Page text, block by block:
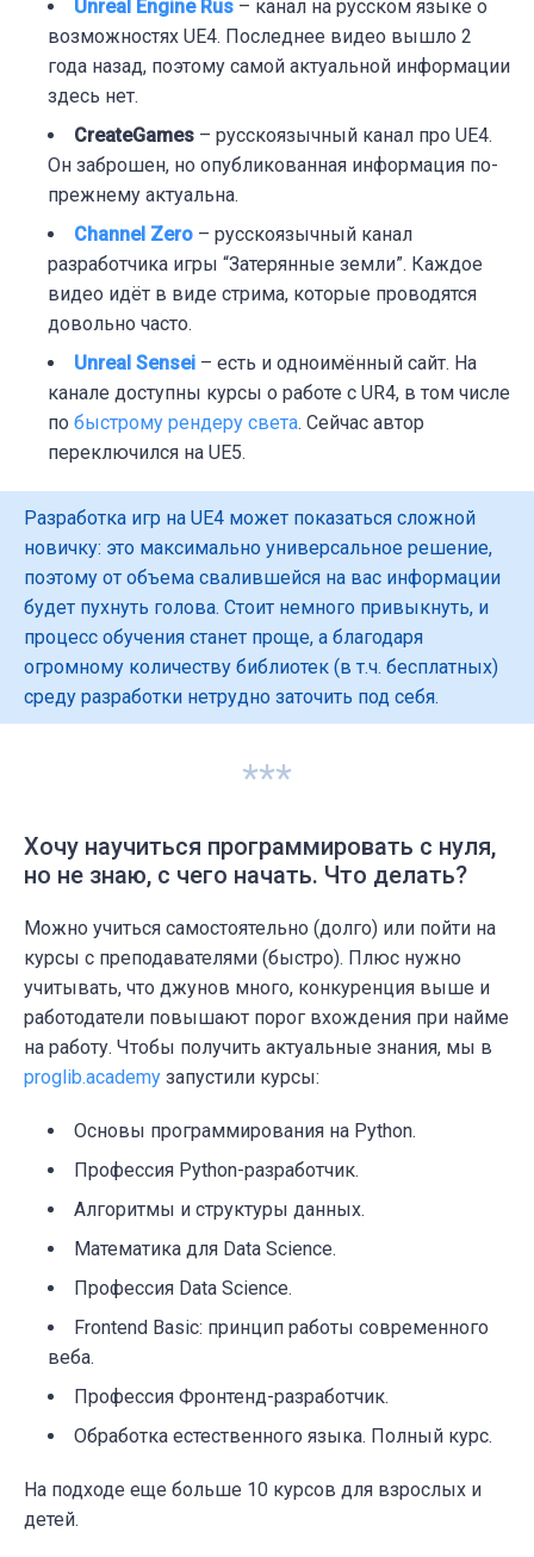
Unreal Engine Rus – канал на русском языке о
возможностях UE4. Последнее видео вышло 2
года назад, поэтому самой актуальной информации
здесь нет.
CreateGames – русскоязычный канал про UE4.
Он заброшен, но опубликованная информация по-
прежнему актуальна.
Channel Zero – русскоязычный канал
разработчика игры “Затерянные земли”. Каждое
видео идёт в виде стрима, которые проводятся
довольно часто.
Unreal Sensei – есть и одноимённый сайт. На
канале доступны курсы о работе с UR4, в том числе
по быстрому рендеру света. Сейчас автор
переключился на UE5.
Разработка игр на UE4 может показаться сложной
новичку: это максимально универсальное решение,
поэтому от объема свалившейся на вас информации
будет пухнуть голова. Стоит немного привыкнуть, и
процесс обучения станет проще, а благодаря
огромному количеству библиотек (в т.ч. бесплатных)
среду разработки нетрудно заточить под себя.
***
Хочу научиться программировать с нуля,
но не знаю, с чего начать. Что делать?
Можно учиться самостоятельно (долго) или пойти на
курсы с преподавателями (быстро). Плюс нужно
учитывать, что джунов много, конкуренция выше и
работодатели повышают порог вхождения при найме
на работу. Чтобы получить актуальные знания, мы в
proglib.academy запустили курсы:
Основы программирования на Python.
Профессия Python-разработчик.
Алгоритмы и структуры данных.
Математика для Data Science.
Профессия Data Science.
Frontend Basic: принцип работы современного
веба.
Профессия Фронтенд-разработчик.
Обработка естественного языка. Полный курс.
На подходе еще больше 10 курсов для взрослых и
детей.